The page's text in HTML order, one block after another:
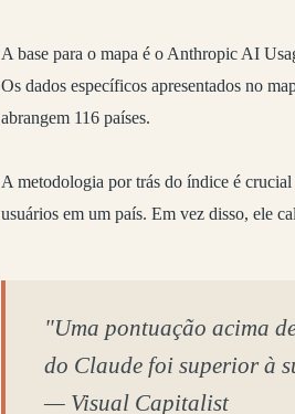
A base para o mapa é oAnthropic AI
Os dados específicos apresentados no
abrangem 116 países.
A metodologia por trás do índice é
usuários em um país. Em vez disso, ele
"Uma pontuação acima
do Claude foi superior à
— Visual Capitalist